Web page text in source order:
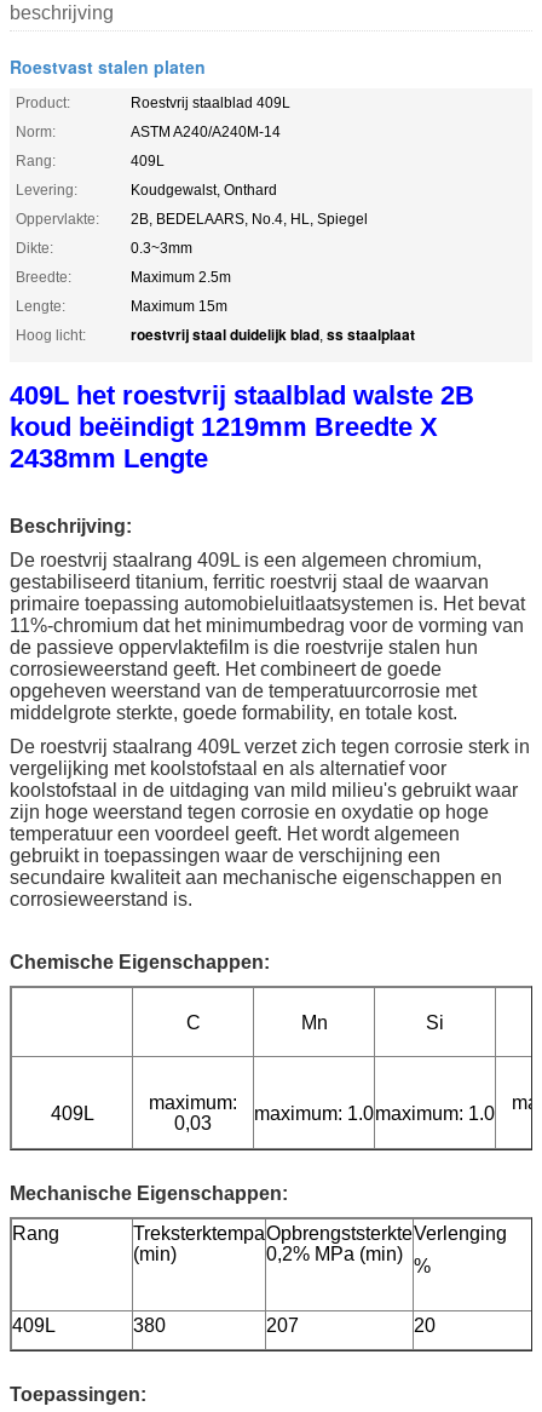
beschrijving
Roestvast stalen platen
Product:
Roestvrij staalblad 409L
Norm:
ASTM A240/A240M-14
Rang:
409L
Levering:
Koudgewalst, Onthard
Oppervlakte:
2B, BEDELAARS, No.4, HL, Spiegel
Dikte:
0.3~3mm
Breedte:
Maximum 2.5m
Lengte:
Maximum 15m
Hoog licht:
roestvrij staal duidelijk blad, ss staalplaat
409L het roestvrij staalblad walste 2B
koud beëindigt 1219mm Breedte X
2438mm Lengte
Beschrijving:
De roestvrij staalrang 409L is een algemeen chromium,
gestabiliseerd titanium, ferritic roestvrij staal de waarvan
primaire toepassing automobieluitlaatsystemen is. Het bevat
11%-chromium dat het minimumbedrag voor de vorming van
de passieve oppervlaktefilm is die roestvrije stalen hun
corrosieweerstand geeft. Het combineert de goede
opgeheven weerstand van de temperatuurcorrosie met
middelgrote sterkte, goede formability, en totale kost.
De roestvrij staalrang 409L verzet zich tegen corrosie sterk in
vergelijking met koolstofstaal en als alternatief voor
koolstofstaal in de uitdaging van mild milieu's gebruikt waar
zijn hoge weerstand tegen corrosie en oxydatie op hoge
temperatuur een voordeel geeft. Het wordt algemeen
gebruikt in toepassingen waar de verschijning een
secundaire kwaliteit aan mechanische eigenschappen en
corrosieweerstand is.
Chemische Eigenschappen:
C Mn Si
409L
maximum:
0,03
maximum: 1.0maximum: 1.0
Mechanische Eigenschappen:
Rang
Treksterktempa
(min)
Opbrengststerkte
0,2% MPa (min)
Verlenging
%
409L
380 207 20
Toepassingen: